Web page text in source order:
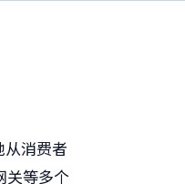
消费者
关等多个